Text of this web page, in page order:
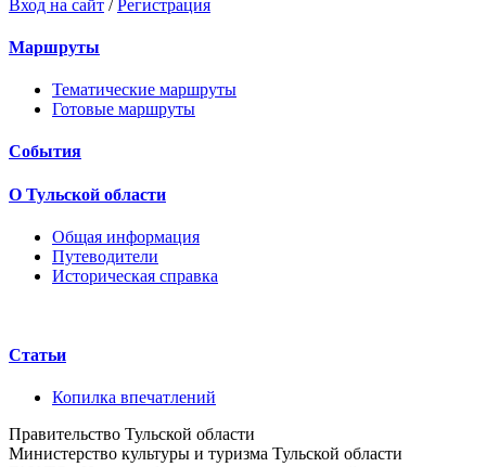
Вход на сайт /Регистрация
Маршруты
Тематические маршруты
Готовые маршруты
События
О Тульской области
Общая информация
Путеводители
Историческая справка
Статьи
Копилка впечатлений
Правительство Тульской области
Министерство культуры и туризма Тульской области